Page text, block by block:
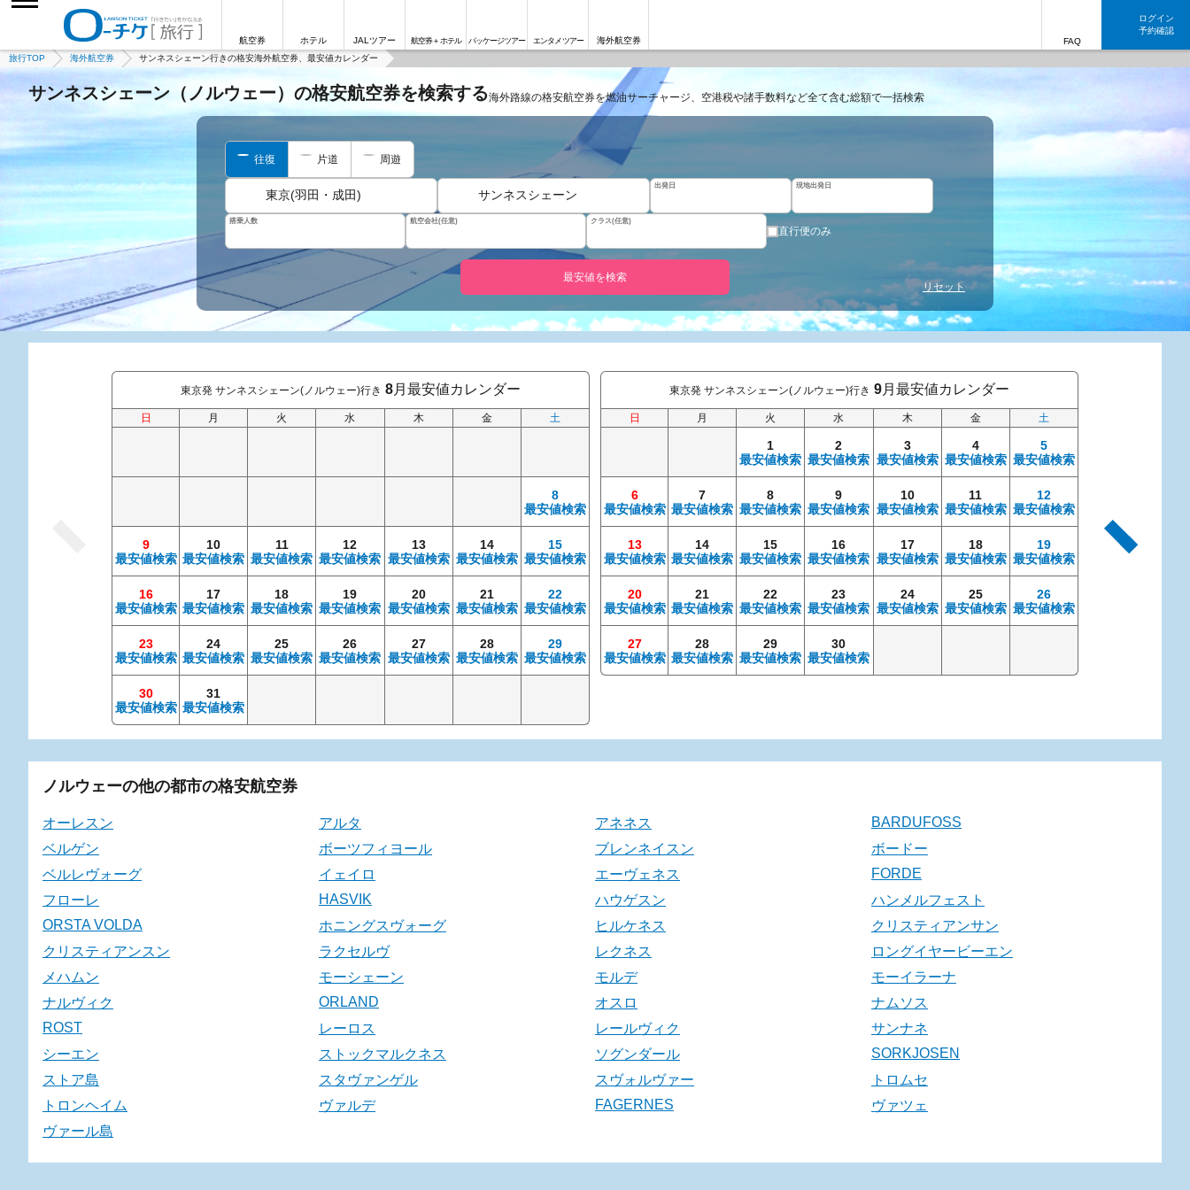
航空券 ホテル JALツアー 航空券＋ホテル パッケージツアー エンタメツアー 海外航空券 FAQ
ログイン
予約確認
旅行TOP 海外航空券 サンネスシェーン行きの格安海外航空券、最安値カレンダー
サンネスシェーン（ノルウェー）の格安航空券を検索する海外路線の格安航空券を燃油サーチャージ、空港税や諸手数料など全て含む総額で一括検索
往復 片道 周遊
東京(羽田・成田) サンネスシェーン
出発日 現地出発日
搭乗人数 航空会社(任意) クラス(任意)
直行便のみ
最安値を検索
リセット
東京発 サンネスシェーン(ノルウェー)行き 8月最安値カレンダー
日 月 火 水 木 金 土
8
最安値検索
9
最安値検索
10
最安値検索
11
最安値検索
12
最安値検索
13
最安値検索
14
最安値検索
15
最安値検索
16
最安値検索
17
最安値検索
18
最安値検索
19
最安値検索
20
最安値検索
21
最安値検索
22
最安値検索
23
最安値検索
24
最安値検索
25
最安値検索
26
最安値検索
27
最安値検索
28
最安値検索
29
最安値検索
30
最安値検索
31
最安値検索
東京発 サンネスシェーン(ノルウェー)行き 9月最安値カレンダー
日 月 火 水 木 金 土
1
最安値検索
2
最安値検索
3
最安値検索
4
最安値検索
5
最安値検索
6
最安値検索
7
最安値検索
8
最安値検索
9
最安値検索
10
最安値検索
11
最安値検索
12
最安値検索
13
最安値検索
14
最安値検索
15
最安値検索
16
最安値検索
17
最安値検索
18
最安値検索
19
最安値検索
20
最安値検索
21
最安値検索
22
最安値検索
23
最安値検索
24
最安値検索
25
最安値検索
26
最安値検索
27
最安値検索
28
最安値検索
29
最安値検索
30
最安値検索
11
最安値検索
ノルウェーの他の都市の格安航空券
オーレスン アルタ アネネス
BARDUFOSS
ベルゲン
ボーツフィヨール ブレンネイスン
ボードー
ベルレヴォーグ
イェイロ エーヴェネス
FORDE
フローレ
HASVIK ハウゲスン
ハンメルフェスト
ORSTA VOLDA
ホニングスヴォーグ ヒルケネス
クリスティアンサン
クリスティアンスン
ラクセルヴ レクネス
ロングイヤービーエン
メハムン
モーシェーン モルデ
モーイラーナ
ナルヴィク
ORLAND オスロ
ナムソス
ROST
レーロス レールヴィク
サンナネ
シーエン
ストックマルクネス ソグンダール
SORKJOSEN
ストア島
スタヴァンゲル スヴォルヴァー
トロムセ
トロンヘイム
ヴァルデ FAGERNES
ヴァツェ
ヴァール島